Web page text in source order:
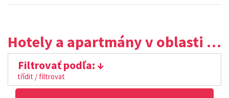
Hotely a apartmány v oblasti Lombardia
Filtrovať podľa:
třídit / filtrovat